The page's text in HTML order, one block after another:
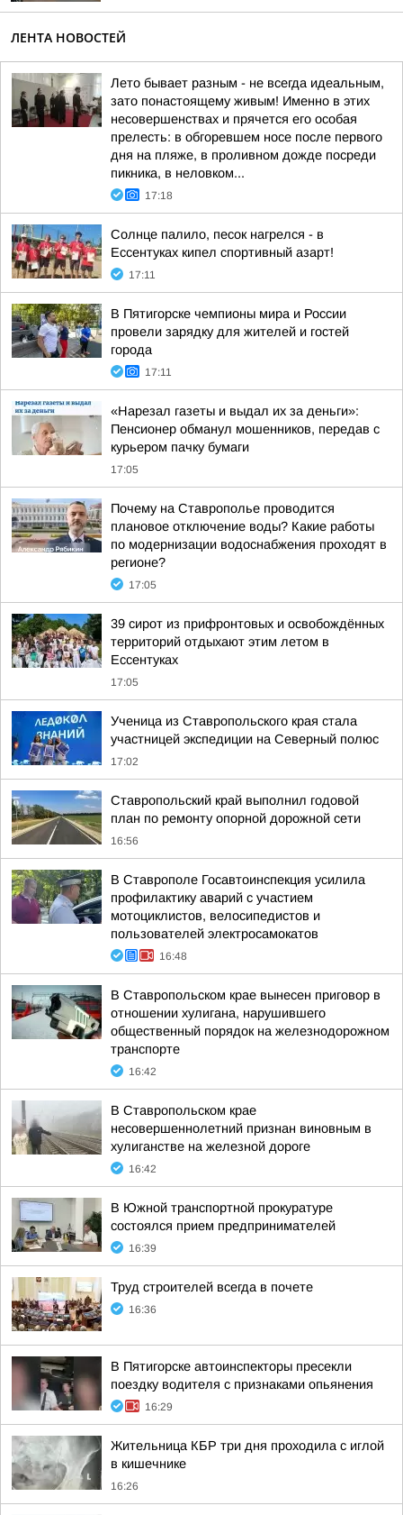
ЛЕНТА НОВОСТЕЙ
Лето бывает разным - не всегда идеальным,
зато понастоящему живым! Именно в этих
несовершенствах и прячется его особая
прелесть: в обгоревшем носе после первого
дня на пляже, в проливном дожде посреди
пикника, в неловком...
17:18
Солнце палило, песок нагрелся - в
Ессентуках кипел спортивный азарт!
17:11
В Пятигорске чемпионы мира и России
провели зарядку для жителей и гостей
города
17:11
«Нарезал газеты и выдал их за деньги»:
Пенсионер обманул мошенников, передав с
курьером пачку бумаги
17:05
Почему на Ставрополье проводится
плановое отключение воды? Какие работы
по модернизации водоснабжения проходят в
регионе?
17:05
39 сирот из прифронтовых и освобождённых
территорий отдыхают этим летом в
Ессентуках
17:05
Ученица из Ставропольского края стала
участницей экспедиции на Северный полюс
17:02
Ставропольский край выполнил годовой
план по ремонту опорной дорожной сети
16:56
В Ставрополе Госавтоинспекция усилила
профилактику аварий с участием
мотоциклистов, велосипедистов и
пользователей электросамокатов
16:48
В Ставропольском крае вынесен приговор в
отношении хулигана, нарушившего
общественный порядок на железнодорожном
транспорте
16:42
В Ставропольском крае
несовершеннолетний признан виновным в
хулиганстве на железной дороге
16:42
В Южной транспортной прокуратуре
состоялся прием предпринимателей
16:39
Труд строителей всегда в почете
16:36
В Пятигорске автоинспекторы пресекли
поездку водителя с признаками опьянения
16:29
Жительница КБР три дня проходила с иглой
в кишечнике
16:26